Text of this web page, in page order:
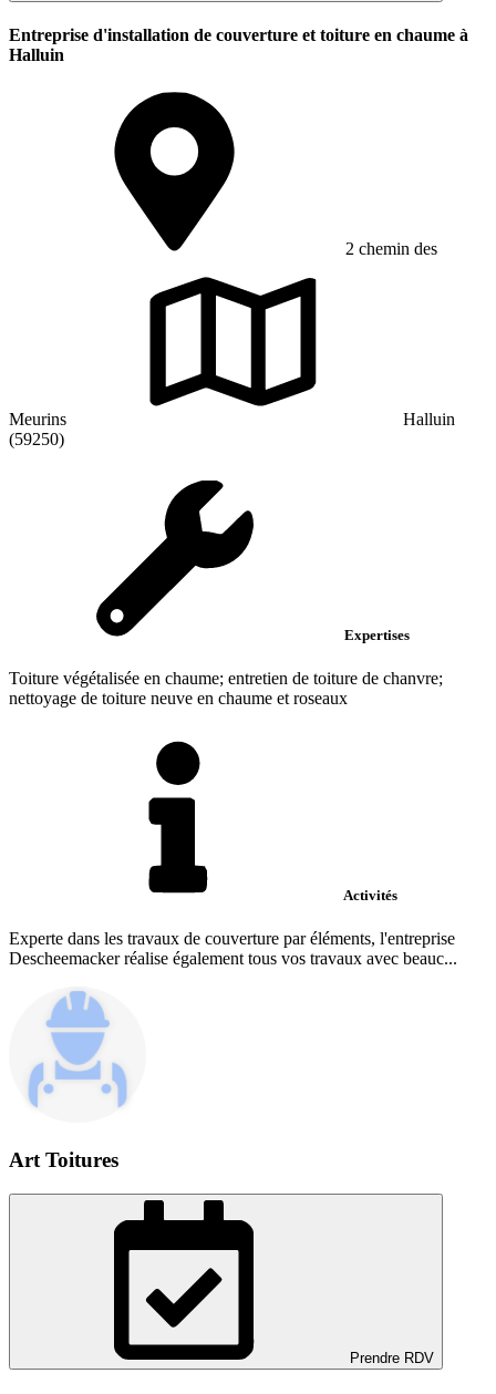
Entreprise d'installation de couverture et toiture en chaume à
Halluin
2 chemin des
Meurins
Halluin
(59250)
Expertises
Toiture végétalisée en chaume; entretien de toiture de chanvre;
nettoyage de toiture neuve en chaume et roseaux
Activités
Experte dans les travaux de couverture par éléments, l'entreprise
Descheemacker réalise également tous vos travaux avec beauc...
Art Toitures
Prendre RDV